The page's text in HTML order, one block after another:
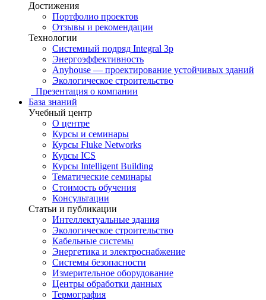
Достижения
Портфолио проектов
Отзывы и рекомендации
Технологии
Системный подряд Integral 3p
Энергоэффективность
Anyhouse — проектирование устойчивых зданий
Экологическое строительство
Презентация о компании
База знаний
Учебный центр
О центре
Курсы и семинары
Курсы Fluke Networks
Курсы ICS
Курсы Intelligent Building
Тематические семинары
Стоимость обучения
Консультации
Статьи и публикации
Интеллектуальные здания
Экологическое строительство
Кабельные системы
Энергетика и электроснабжение
Системы безопасности
Измерительное оборудование
Центры обработки данных
Термография